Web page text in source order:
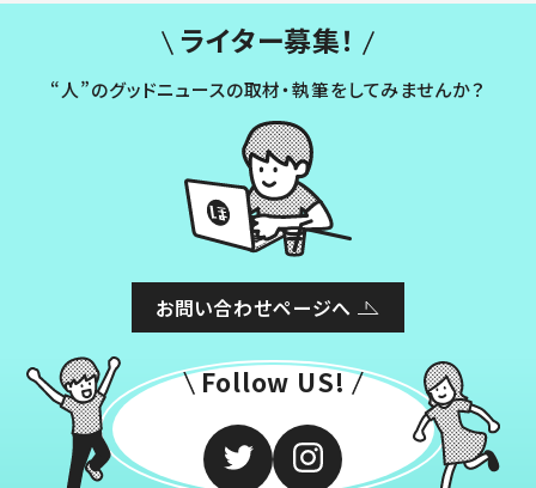
ライター募集！
“人”のグッドニュースの取材・執筆をしてみませんか？
お問い合わせページへ
Follow US!